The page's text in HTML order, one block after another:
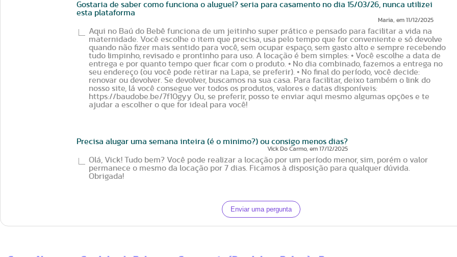
Gostaria de saber como funciona o aluguel? seria para casamento no dia 15/03/26, nunca utilizei
esta plataforma
Maria, em 11/12/2025
Aqui no Baú do Bebê funciona de um jeitinho super prático e pensado para facilitar a vida na
maternidade. Você escolhe o item que precisa, usa pelo tempo que for conveniente e só devolve
quando não fizer mais sentido para você, sem ocupar espaço, sem gasto alto e sempre recebendo
tudo limpinho, revisado e prontinho para uso. A locação é bem simples: • Você escolhe a data de
entrega e por quanto tempo quer ficar com o produto. • No dia combinado, fazemos a entrega no
seu endereço (ou você pode retirar na Lapa, se preferir). • No final do período, você decide:
renovar ou devolver. Se devolver, buscamos na sua casa. Para facilitar, deixo também o link do
nosso site, lá você consegue ver todos os produtos, valores e datas disponíveis:
https://baudobe.be/7f10gyy Ou, se preferir, posso te enviar aqui mesmo algumas opções e te
ajudar a escolher o que for ideal para você!
Precisa alugar uma semana inteira (é o minimo?) ou consigo menos dias?
Vick Do Carmo, em 17/12/2025
Olá, Vick! Tudo bem? Você pode realizar a locação por um período menor, sim, porém o valor
permanece o mesmo da locação por 7 dias. Ficamos à disposição para qualquer dúvida.
Obrigada!